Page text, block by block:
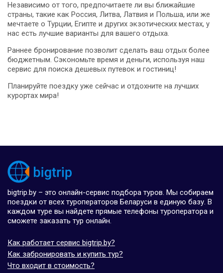
Независимо от того, предпочитаете ли вы ближайшие
страны, такие как Россия, Литва, Латвия и Польша, или же
мечтаете о Турции, Египте и других экзотических местах, у
нас есть лучшие варианты для вашего отдыха.
Раннее бронирование позволит сделать ваш отдых более
бюджетным. Сэкономьте время и деньги, используя наш
сервис для поиска дешевых путевок и гостиниц!
Планируйте поездку уже сейчас и отдохните на лучших
курортах мира!
bigtrip.by – это онлайн-сервис подбора туров. Мы собираем
поездки от всех туроператоров Беларуси в единую базу. В
каждом туре вы найдете прямые телефоны туроператора и
сможете заказать тур онлайн.
Как работает сервис bigtrip.by?
Как забронировать и купить тур?
Что входит в стоимость?